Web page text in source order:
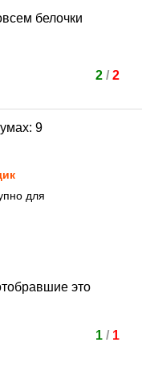
белочки
2/ 2
для
это
1/ 1